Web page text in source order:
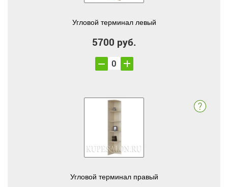
Угловой терминал левый
5700 руб.
Угловой терминал правый